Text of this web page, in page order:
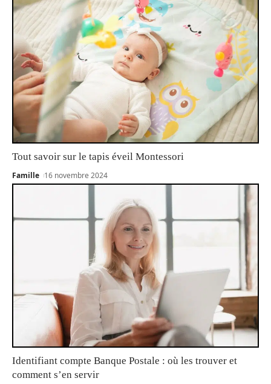
Tout savoir sur le tapis éveil Montessori
Famille 16 novembre 2024
Identifiant compte Banque Postale : où les trouver et
comment s’en servir